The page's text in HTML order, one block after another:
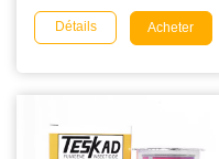
Détails Acheter